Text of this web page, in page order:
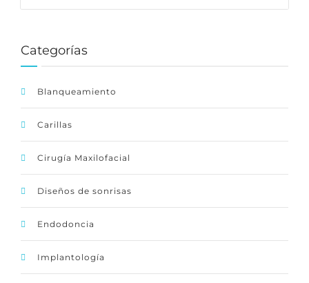
Categorías
Blanqueamiento
Carillas
Cirugía Maxilofacial
Diseños de sonrisas
Endodoncia
Implantología